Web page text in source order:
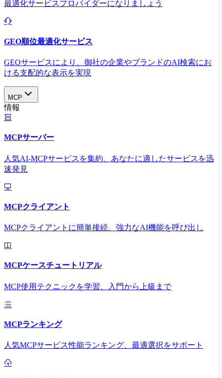
最適化サービスプロバイダーになりましょう
GEO順位最適化サービス
GEOサービスにより、御社の企業やブランドのAI検索にお
ける支配的な表示を実現​
MCP
情報
MCPサーバー
人気AI-MCPサービスを集約、あなたに適したサービスを迅
速発見
MCPクライアント
MCPクライアントに簡単接続、強力なAI機能を呼び出し
MCPケースチュートリアル
MCP使用テクニックを学習、入門から上級まで
MCPランキング
人気MCPサービス性能ランキング、最適選択をサポート